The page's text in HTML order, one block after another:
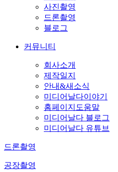
사진촬영
드론촬영
블로그
커뮤니티
회사소개
제작일지
안내&새소식
미디어날다이야기
홈페이지도움말
미디어날다 블로그
미디어날다 유튜브
드론촬영
공장촬영